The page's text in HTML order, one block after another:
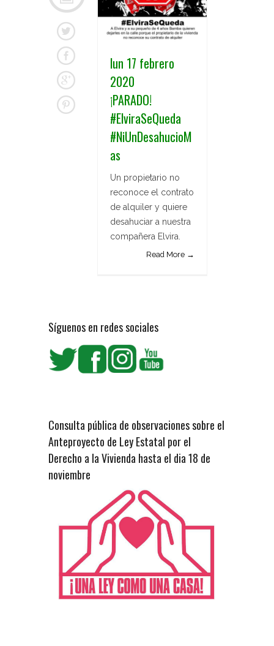
lun 17 febrero
2020
¡PARADO!
#ElviraSeQueda
#NiUnDesahucioM
as
Un propietario no
reconoce el contrato
de alquiler y quiere
desahuciar a nuestra
compañera Elvira.
Read More →
Síguenos en redes sociales
Consulta pública de observaciones sobre el
Anteproyecto de Ley Estatal por el
Derecho a la Vivienda hasta el dia 18 de
noviembre